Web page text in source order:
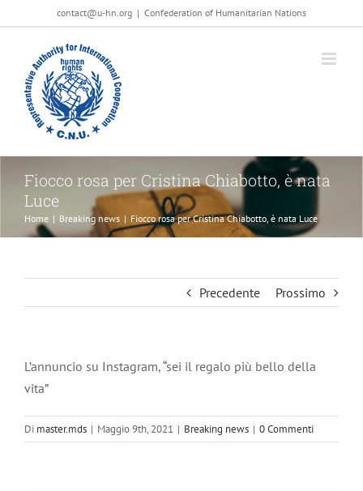
al
contenuto
contact@u-hn.org | Confederation of Humanitarian Nations
Fiocco rosa per Cristina Chiabotto, è nata
Luce
Home | Breaking news | Fiocco rosa per Cristina Chiabotto, è nata Luce
Precedente Prossimo
L’annuncio su Instagram, “sei il regalo più bello della
vita”
Di master.mds | Maggio 9th, 2021 | Breaking news | 0 Commenti